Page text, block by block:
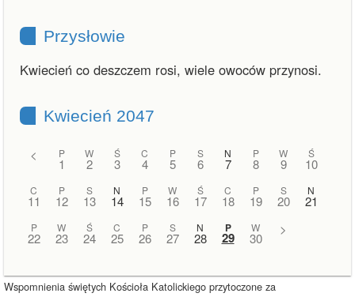
Przysłowie
Kwiecień co deszczem rosi, wiele owoców przynosi.
Kwiecień 2047
< P
1
W
2
Ś
3
C
4
P
5
S
6
N
7
P
8
W
9
Ś
10
C
11
P
12
S
13
N
14
P
15
W
16
Ś
17
C
18
P
19
S
20
N
21
P
22
W
23
Ś
24
C
25
P
26
S
27
N
28
P
29
W
30
>
Wspomnienia świętych Kościoła Katolickiego przytoczone za